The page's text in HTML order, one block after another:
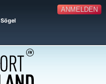
ANMELDEN
Sögel